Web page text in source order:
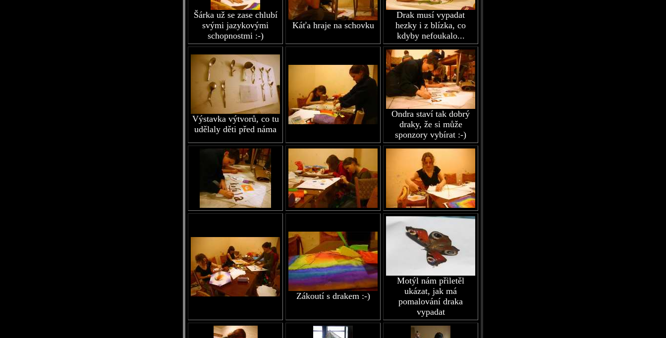
Šárka už se zase chlubí
svými jazykovými
schopnostmi :-)
Káťa hraje na schovku
Drak musí vypadat
hezky i z blízka, co
kdyby nefoukalo...
Výstavka výtvorů, co tu
udělaly děti před náma
Ondra staví tak dobrý
draky, že si může
sponzory vybírat :-)
Zákoutí s drakem :-)
Motýl nám přiletěl
ukázat, jak má
pomalování draka
vypadat